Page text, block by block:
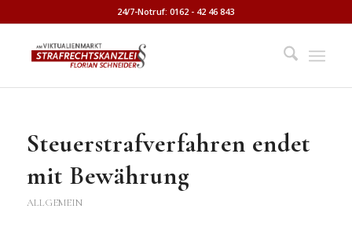
24/7-Notruf: 0162 - 42 46 843
Steuerstrafverfahren endet
mit Bewährung
ALLGEMEIN